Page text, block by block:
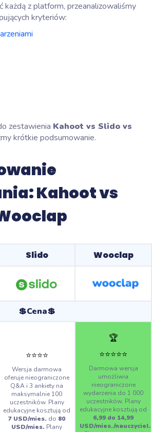
każdą z platform, przeanalizowaliśmy
kryteriów:
zestawienia Kahoot vs Slido vs
krótkie podsumowanie.
Kahoot vs
Slido Wooclap
💲Cena💲
⭐️⭐️⭐️⭐️
Wersja darmowa
oferuje nieograniczone
Q&A i 3 ankiety na
maksymalnie 100
uczestników. Plany
edukacyjne kosztują od
7 USD/mies. do 80
USD/mies. Plany
🏆
⭐️⭐️⭐️⭐️⭐️
Darmowa wersja
umożliwia
nieograniczone
wydarzenia do 1 000
uczestników. Plany
edukacyjne kosztują od
6,99 do 14,99
USD/mies./nauczyciel.